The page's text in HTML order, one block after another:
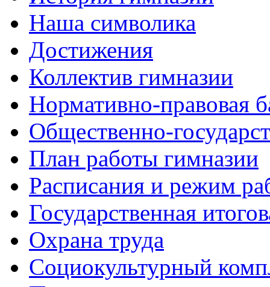
Наша символика
Достижения
Коллектив гимназии
Нормативно-правовая
Общественно-
План работы гимназии
Расписания и режим
Государственная
Охрана труда
Социокультурный